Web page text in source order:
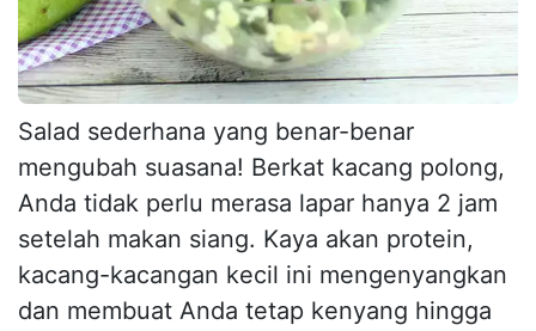
Salad sederhana yang benar-benar
mengubah suasana! Berkat kacang polong,
Anda tidak perlu merasa lapar hanya 2 jam
setelah makan siang. Kaya akan protein,
kacang-kacangan kecil ini mengenyangkan
dan membuat Anda tetap kenyang hingga